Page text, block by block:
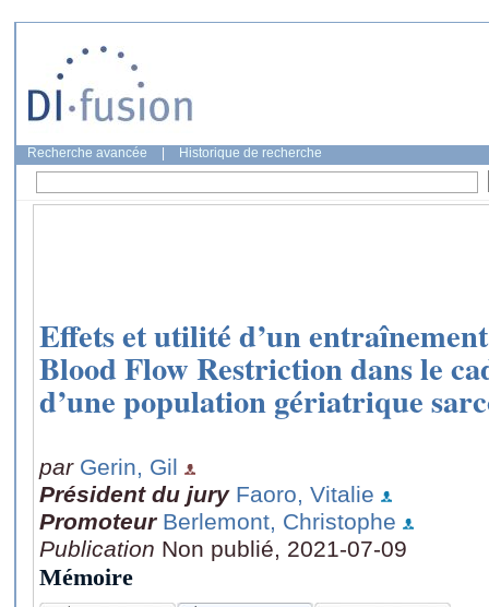
Recherche avancée Historique de recherche
Effets et utilité d’un
Blood Flow Restriction dans le
d’une population gériatrique
par Gerin, Gil
Président du jury Faoro, Vitalie
Promoteur Berlemont, Christophe
Publication Non publié, 2021-07-09
Mémoire